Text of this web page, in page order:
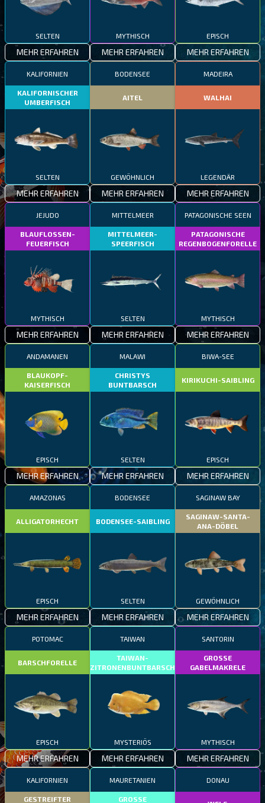
SELTEN
MEHR ERFAHREN
MYTHISCH
MEHR ERFAHREN
EPISCH
MEHR ERFAHREN
KALIFORNIEN
KALIFORNISCHER
UMBERFISCH
SELTEN
MEHR ERFAHREN
BODENSEE
AITEL
GEWÖHNLICH
MEHR ERFAHREN
MADEIRA
WALHAI
LEGENDÄR
MEHR ERFAHREN
JEJUDO
BLAUFLOSSEN-
FEUERFISCH
MYTHISCH
MEHR ERFAHREN
MITTELMEER
MITTELMEER-
SPEERFISCH
SELTEN
MEHR ERFAHREN
PATAGONISCHE SEEN
PATAGONISCHE
REGENBOGENFORELLE
MYTHISCH
MEHR ERFAHREN
ANDAMANEN
BLAUKOPF-
KAISERFISCH
EPISCH
MEHR ERFAHREN
MALAWI
CHRISTYS
BUNTBARSCH
SELTEN
MEHR ERFAHREN
BIWA-SEE
KIRIKUCHI-SAIBLING
EPISCH
MEHR ERFAHREN
AMAZONAS
ALLIGATORHECHT
EPISCH
MEHR ERFAHREN
BODENSEE
BODENSEE-SAIBLING
SELTEN
MEHR ERFAHREN
SAGINAW BAY
SAGINAW-SANTA-
ANA-DÖBEL
GEWÖHNLICH
MEHR ERFAHREN
POTOMAC
BARSCHFORELLE
EPISCH
MEHR ERFAHREN
TAIWAN
TAIWAN-
ZITRONENBUNTBARSCH
MYSTERIÖS
MEHR ERFAHREN
SANTORIN
GROSSE
GABELMAKRELE
MYTHISCH
MEHR ERFAHREN
KALIFORNIEN
GESTREIFTER
MAURETANIEN
GROSSE
DONAU